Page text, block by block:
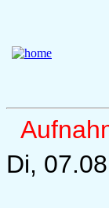
Di,